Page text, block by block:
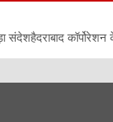
संदेशहैदराबाद